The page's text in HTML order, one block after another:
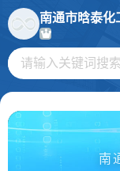
南通市晗泰化
南